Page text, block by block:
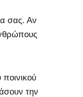
σας. Αν
την